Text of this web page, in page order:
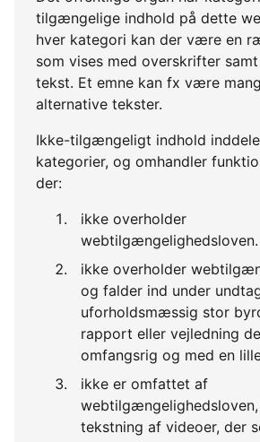
tilgængelige indhold på dette
hver kategori kan der være en
som vises med overskrifter
tekst. Et emne kan fx være
alternative tekster.
Ikke-tilgængeligt indhold
kategorier, og omhandler
der:
ikke overholder
webtilgængelighedsloven.
ikke overholder
og falder ind under
uforholdsmæssig stor
rapport eller vejledning
omfangsrig og med en
ikke er omfattet af
tekstning af videoer, der